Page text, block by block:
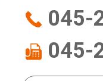
045-
045-